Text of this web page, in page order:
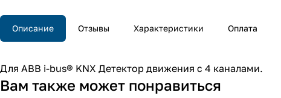
Описание Отзывы Характеристики Оплата
Для ABB i-bus® KNX Детектор движения с 4 каналами.
Вам также может понравиться